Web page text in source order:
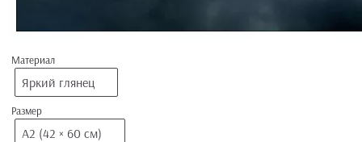
Материал
Яркий глянец
Размер
А2 (42 × 60 см)